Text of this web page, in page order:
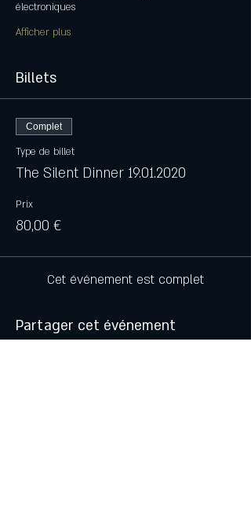
électroniques
Afficher plus
Billets
Complet
Type de billet
The Silent Dinner 19.01.2020
Prix
80,00 €
Cet événement est complet
Partager cet événement